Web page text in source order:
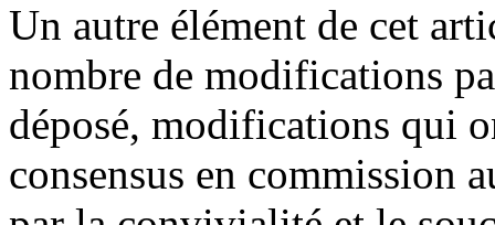
Un autre élément de cet
nombre de modifications
déposé, modifications qui
consensus en commission